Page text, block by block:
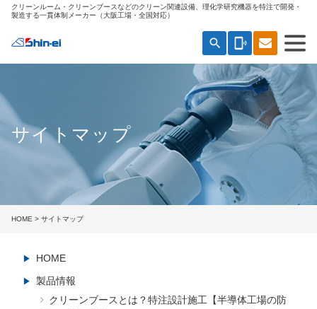
クリーンルーム・クリーンブースなどのクリーン関連設備、理化学研究機器を特注で開発・
製造する一貫体制メーカー（大阪工場・全国対応）
search phonelink_ring
サイトマップ
HOME > サイトマップ
HOME
製品情報
クリーンブースとは？特注設計施工【半導体工場の防